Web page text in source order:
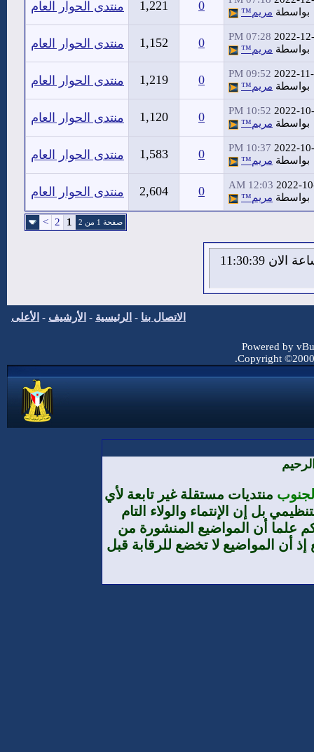
بواسطة مريم™ 0
1,221 منتدى الحوار العام
2022-
07:28 PM
بواسطة مريم™ 0
1,152 منتدى الحوار العام
2022-
09:52 PM
بواسطة مريم™ 0
1,219 منتدى الحوار العام
2022-
10:52 PM
بواسطة مريم™ 0
1,120 منتدى الحوار العام
2022-
10:37 PM
بواسطة مريم™ 0
1,583 منتدى الحوار العام
2022-
12:03 AM
بواسطة مريم™ 0
2,604 منتدى الحوار العام
صفحة 1 من 2 1
2
>
الاحد 9 من اغسطس 2026 , الساعة الان 11:30:40
الاتصال بنا - الرئيسية - الأرشيف - الأعلى
Powered by
Copyright
منتديات مستقلة غير تابعة لأي
بل إن الإنتماء والولاء التام
علما أن المواضيع المنشورة من
أن المواضيع لا تخضع للرقابة قبل